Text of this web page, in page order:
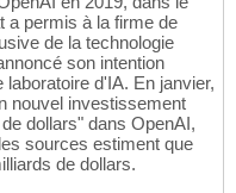
a permis à la firme de
de la technologie
son intention
d'IA. En janvier,
nouvel investissement
dollars" dans OpenAI,
sources estiment que
de dollars.